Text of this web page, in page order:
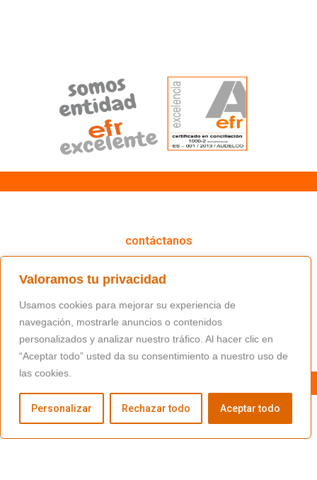
Valoramos tu privacidad
Usamos cookies para mejorar su experiencia de
navegación, mostrarle anuncios o contenidos
personalizados y analizar nuestro tráfico. Al hacer clic en
“Aceptar todo” usted da su consentimiento a nuestro uso de
las cookies.
Personalizar Rechazar todo Aceptar todo
contáctanos
(+34) 91 766 98 56 / fundacion@masfamilia.org
síguenos en nuestras redes sociales